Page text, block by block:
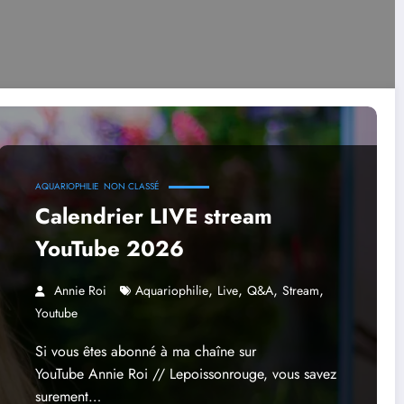
AQUARIOPHILIE NON CLASSÉ
Calendrier LIVE stream
YouTube 2026
Annie Roi Aquariophilie, Live, Q&A, Stream,
Youtube
Si vous êtes abonné à ma chaîne sur
YouTube Annie Roi // Lepoissonrouge, vous savez
surement…